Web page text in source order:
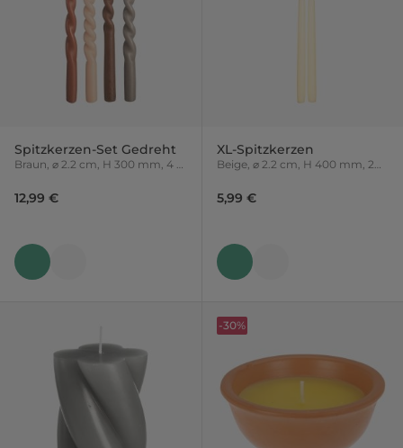
Spitzkerzen-Set Gedreht
Braun, ⌀ 2.2 cm, H 300 mm, 4 -
12,99 €
XL-Spitzkerzen
Beige, ⌀ 2.2 cm, H 400 mm, 2
5,99 €
-30%